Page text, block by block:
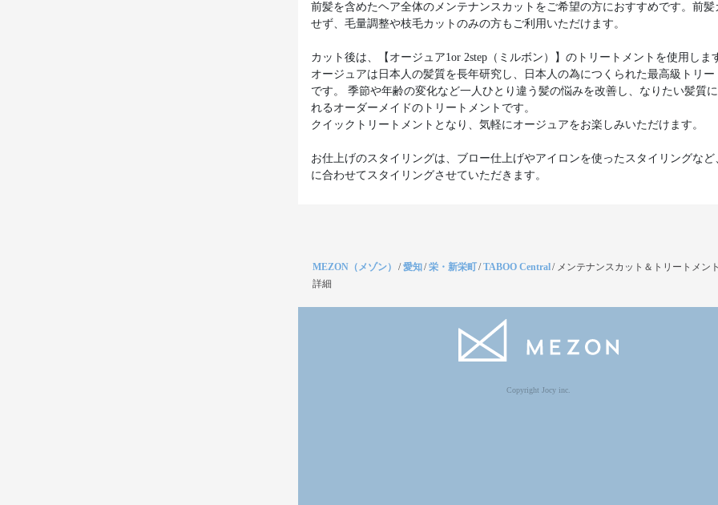
前髪を含めたヘア全体のメンテナンスカットをご希望の方におすすめです。前髪
せず、毛量調整や枝毛カットのみの方もご利用いただけます。
カット後は、【オージュア1or 2step（ミルボン）】のトリートメントを使用しま
オージュアは日本人の髪質を長年研究し、日本人の為につくられた最高級トリー
です。 季節や年齢の変化など一人ひとり違う髪の悩みを改善し、なりたい髪質
れるオーダーメイドのトリートメントです。
クイックトリートメントとなり、気軽にオージュアをお楽しみいただけます。
お仕上げのスタイリングは、ブロー仕上げやアイロンを使ったスタイリングなど
に合わせてスタイリングさせていただきます。
MEZON（メゾン） /愛知/栄・新栄町/TABOO Central/ メンテナンスカット＆トリートメン
詳細
Copyright Jocy inc.